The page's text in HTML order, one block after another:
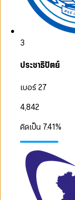
3
ประชาธิปัตย์
เบอร์ 27
4,842
คิดเป็น 7.41%